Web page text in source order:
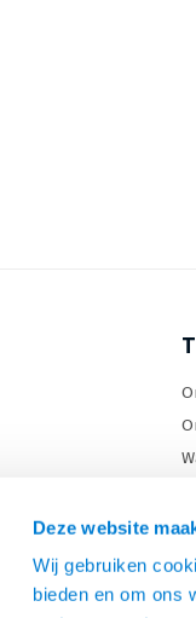
Deze website
Wij gebruiken
bieden en om ons